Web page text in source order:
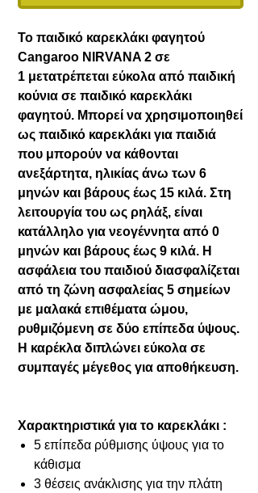
Το παιδικό καρεκλάκι φαγητού
Cangaroo NIRVANA 2 σε
1 μετατρέπεται εύκολα από παιδική
κούνια σε παιδικό καρεκλάκι
φαγητού. Μπορεί να χρησιμοποιηθεί
ως παιδικό καρεκλάκι για παιδιά
που μπορούν να κάθονται
ανεξάρτητα, ηλικίας άνω των 6
μηνών και βάρους έως 15 κιλά. Στη
λειτουργία του ως ρηλάξ, είναι
κατάλληλο για νεογέννητα από 0
μηνών και βάρους έως 9 κιλά. Η
ασφάλεια του παιδιού διασφαλίζεται
από τη ζώνη ασφαλείας 5 σημείων
με μαλακά επιθέματα ώμου,
ρυθμιζόμενη σε δύο επίπεδα ύψους.
Η καρέκλα διπλώνει εύκολα σε
συμπαγές μέγεθος για αποθήκευση.
Χαρακτηριστικά για το καρεκλάκι :
5 επίπεδα ρύθμισης ύψους για το
κάθισμα
3 θέσεις ανάκλισης για την πλάτη